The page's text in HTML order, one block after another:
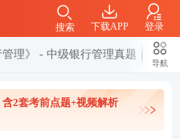
下载APP 登录
搜索
理》 - 中级银行管理真题
导航
2套考前点题+视频解析